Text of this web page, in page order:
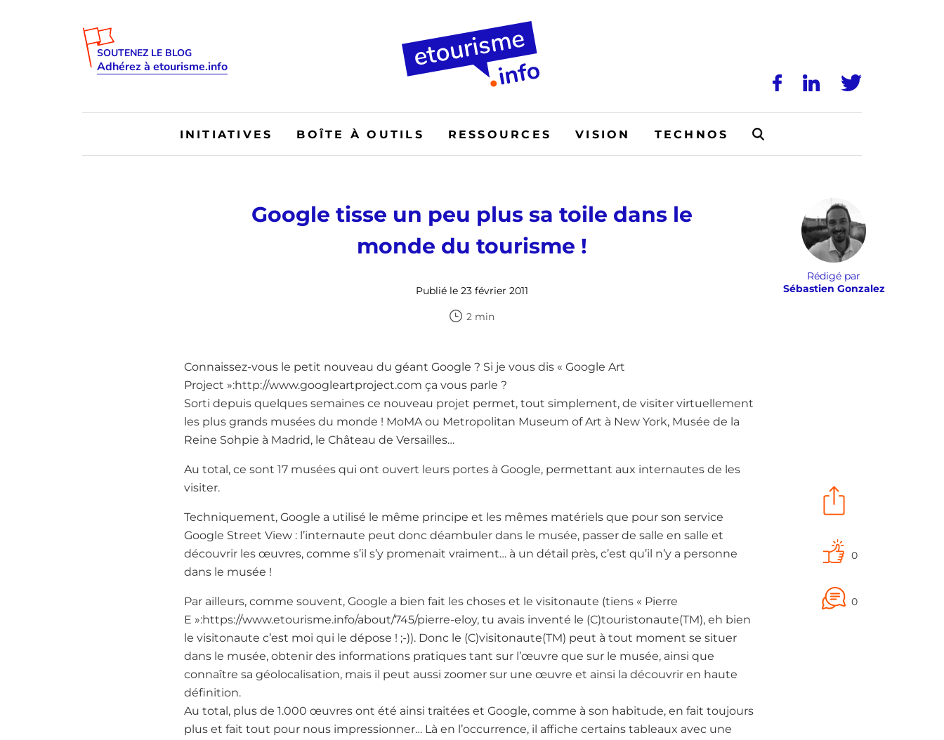
SOUTENEZ LE BLOG
Adhérez à etourisme.info
INITIATIVES BOÎTE À OUTILS RESSOURCES VISION TECHNOS
Google tisse un peu plus sa toile dans le
monde du tourisme !
Publié le 23 février 2011
2 min
Rédigé par
Sébastien Gonzalez
0
0
Connaissez-vous le petit nouveau du géant Google ? Si je vous dis « Google Art
Project »:http://www.googleartproject.com ça vous parle ?
Sorti depuis quelques semaines ce nouveau projet permet, tout simplement, de visiter virtuellement
les plus grands musées du monde ! MoMA ou Metropolitan Museum of Art à New York, Musée de la
Reine Sohpie à Madrid, le Château de Versailles…
Au total, ce sont 17 musées qui ont ouvert leurs portes à Google, permettant aux internautes de les
visiter.
Techniquement, Google a utilisé le même principe et les mêmes matériels que pour son service
Google Street View : l’internaute peut donc déambuler dans le musée, passer de salle en salle et
découvrir les œuvres, comme s’il s’y promenait vraiment… à un détail près, c’est qu’il n’y a personne
dans le musée !
Par ailleurs, comme souvent, Google a bien fait les choses et le visitonaute (tiens « Pierre
E »:https://www.etourisme.info/about/745/pierre-eloy, tu avais inventé le (C)touristonaute(TM), eh bien
le visitonaute c’est moi qui le dépose ! ;-)). Donc le (C)visitonaute(TM) peut à tout moment se situer
dans le musée, obtenir des informations pratiques tant sur l’œuvre que sur le musée, ainsi que
connaître sa géolocalisation, mais il peut aussi zoomer sur une œuvre et ainsi la découvrir en haute
définition.
Au total, plus de 1.000 œuvres ont été ainsi traitées et Google, comme à son habitude, en fait toujours
plus et fait tout pour nous impressionner… Là en l’occurrence, il affiche certains tableaux avec une